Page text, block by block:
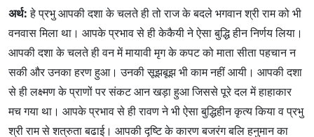
अर्थ:हे प्रभु आपकी दशा के चलते ही तो राज के बदले भगवान श्री राम को भी
वनवास मिला था। आपके प्रभाव से ही केकैयी ने ऐसा बुद्धि हीन निर्णय लिया।
आपकी दशा के चलते ही वन में मायावी मृग के कपट को माता सीता पहचान न
सकी और उनका हरण हुआ। उनकी सूझबूझ भी काम नहीं आयी। आपकी दशा
से ही लक्ष्मण के प्राणों पर संकट आन खड़ा हुआ जिससे पूरे दल में हाहाकार
मच गया था। आपके प्रभाव से ही रावण ने भी ऐसा बुद्धिहीन कृत्य किया व प्रभु
श्री राम से शत्रुता बढाई। आपकी दृष्टि के कारण बजरंग बलि हनुमान का